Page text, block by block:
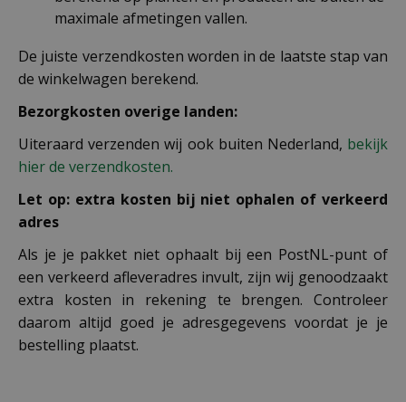
maximale afmetingen vallen.
De juiste verzendkosten worden in de laatste stap van
de winkelwagen berekend.
Bezorgkosten overige landen:
Uiteraard verzenden wij ook buiten Nederland, bekijk
hier de verzendkosten.
Let op: extra kosten bij niet ophalen of verkeerd
adres
Als je je pakket niet ophaalt bij een PostNL-punt of
een verkeerd afleveradres invult, zijn wij genoodzaakt
extra kosten in rekening te brengen. Controleer
daarom altijd goed je adresgegevens voordat je je
bestelling plaatst.